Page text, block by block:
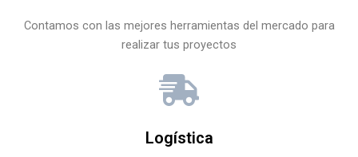
Contamos con las mejores herramientas del mercado para
realizar tus proyectos
Logística